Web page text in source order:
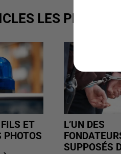
LES PLUS VUS
FILS ET
PHOTOS
L’UN DES
SUPPOSÉS